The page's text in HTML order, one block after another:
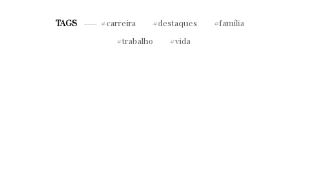
TAGS carreira destaques
família
trabalho
vida